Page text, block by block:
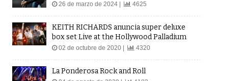
26 de marzo de 2024 | 4625
KEITH RICHARDS anuncia super deluxe
box set Live at the Hollywood Palladium
02 de octubre de 2020 | 4320
La Ponderosa Rock and Roll